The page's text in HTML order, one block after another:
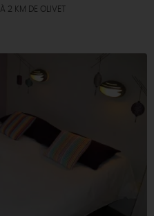
À 2 KM DE OLIVET